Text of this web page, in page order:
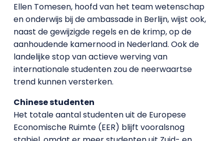
Ellen Tomesen, hoofd van het team wetenschap
en onderwijs bij de ambassade in Berlijn, wijst ook,
naast de gewijzigde regels en de krimp, op de
aanhoudende kamernood in Nederland. Ook de
landelijke stop van actieve werving van
internationale studenten zou de neerwaartse
trend kunnen versterken.
Chinese studenten
Het totale aantal studenten uit de Europese
Economische Ruimte (EER) blijft vooralsnog